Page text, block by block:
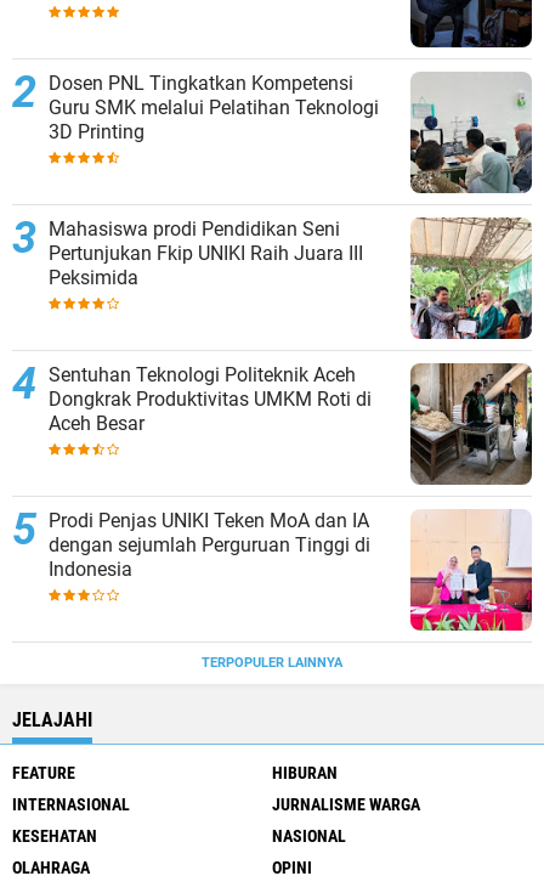
Dosen PNL Tingkatkan Kompetensi
Guru SMK melalui Pelatihan Teknologi
3D Printing
Mahasiswa prodi Pendidikan Seni
Pertunjukan Fkip UNIKI Raih Juara III
Peksimida
Sentuhan Teknologi Politeknik Aceh
Dongkrak Produktivitas UMKM Roti di
Aceh Besar
Prodi Penjas UNIKI Teken MoA dan IA
dengan sejumlah Perguruan Tinggi di
Indonesia
TERPOPULER LAINNYA
JELAJAHI
FEATURE
HIBURAN
INTERNASIONAL
JURNALISME WARGA
KESEHATAN
NASIONAL
OLAHRAGA
OPINI